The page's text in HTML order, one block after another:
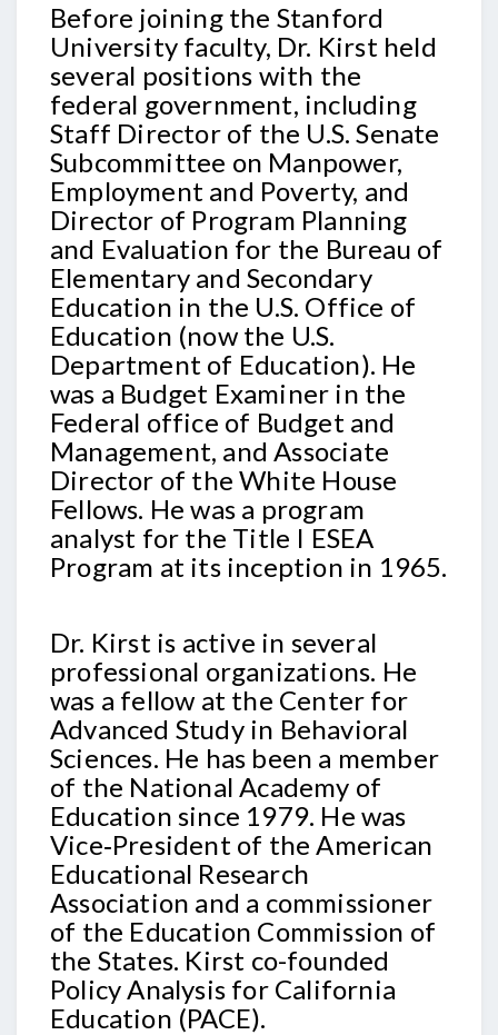
Before joining the Stanford
University faculty, Dr. Kirst held
several positions with the
federal government, including
Staff Director of the U.S. Senate
Subcommittee on Manpower,
Employment and Poverty, and
Director of Program Planning
and Evaluation for the Bureau of
Elementary and Secondary
Education in the U.S. Office of
Education (now the U.S.
Department of Education). He
was a Budget Examiner in the
Federal office of Budget and
Management, and Associate
Director of the White House
Fellows. He was a program
analyst for the Title I ESEA
Program at its inception in 1965.
Dr. Kirst is active in several
professional organizations. He
was a fellow at the Center for
Advanced Study in Behavioral
Sciences. He has been a member
of the National Academy of
Education since 1979. He was
Vice‑President of the American
Educational Research
Association and a commissioner
of the Education Commission of
the States. Kirst co-founded
Policy Analysis for California
Education (PACE).